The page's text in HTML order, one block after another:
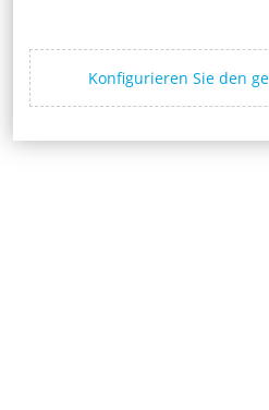
Konfigurieren Sie den